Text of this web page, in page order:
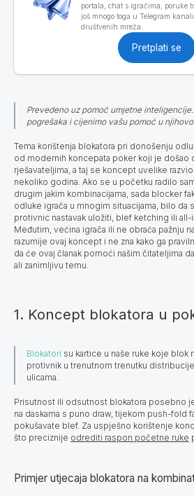
portala, chat s igračima, poruke
još mnogo toga u Telegram
društvenih mreža.
Pretplati se
Prevedeno uz pomoć umjetne
pogrešaka i cijenimo vašu pomoć u
Tema korištenja blokatora pri donošenju
od modernih koncepata poker koji je došao
rješavateljima, a taj se koncept uvelike
nekoliko godina. Ako se u početku radilo
drugim jakim kombinacijama, sada blocker
odluke igrača u mnogim situacijama, bilo da
protivnic nastavak uložiti, blef ketching ili all-
Međutim, većina igrača ili ne obraća pažnju
razumije ovaj koncept i ne zna kako ga
da će ovaj članak pomoći našim čitateljima
ali zanimljivu temu.
1. Koncept blokatora u
Blokatori su kartice u naše ruke koje blok
protivnik u trenutnom trenutku
ulicama.
Prisutnost ili odsutnost blokatora posebno
na daskama s puno draw, tijekom push-fold
pokušavate blef. Za uspješno korištenje
što preciznije odrediti raspon početne ruke
Primjer utjecaja blokatora na